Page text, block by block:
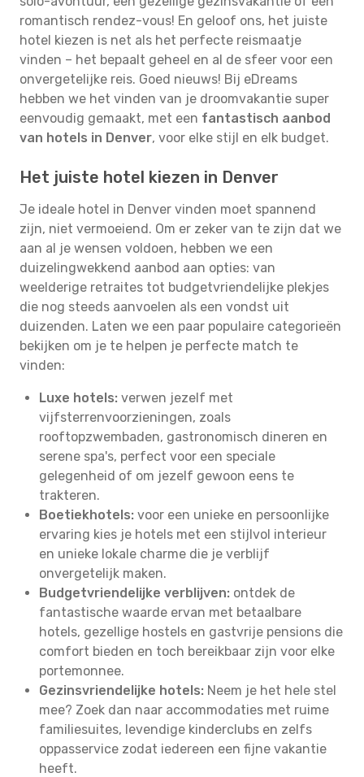
romantisch rendez-vous! En geloof ons, het juiste
hotel kiezen is net als het perfecte reismaatje
vinden – het bepaalt geheel en al de sfeer voor een
onvergetelijke reis. Goed nieuws! Bij eDreams
hebben we het vinden van je droomvakantie super
eenvoudig gemaakt, met een fantastisch aanbod
van hotels in Denver, voor elke stijl en elk budget.
Het juiste hotel kiezen in Denver
Je ideale hotel in Denver vinden moet spannend
zijn, niet vermoeiend. Om er zeker van te zijn dat we
aan al je wensen voldoen, hebben we een
duizelingwekkend aanbod aan opties: van
weelderige retraites tot budgetvriendelijke plekjes
die nog steeds aanvoelen als een vondst uit
duizenden. Laten we een paar populaire categorieën
bekijken om je te helpen je perfecte match te
vinden:
Luxe hotels: verwen jezelf met
vijfsterrenvoorzieningen, zoals
rooftopzwembaden, gastronomisch dineren en
serene spa's, perfect voor een speciale
gelegenheid of om jezelf gewoon eens te
trakteren.
Boetiekhotels: voor een unieke en persoonlijke
ervaring kies je hotels met een stijlvol interieur
en unieke lokale charme die je verblijf
onvergetelijk maken.
Budgetvriendelijke verblijven: ontdek de
fantastische waarde ervan met betaalbare
hotels, gezellige hostels en gastvrije pensions die
comfort bieden en toch bereikbaar zijn voor elke
portemonnee.
Gezinsvriendelijke hotels: Neem je het hele stel
mee? Zoek dan naar accommodaties met ruime
familiesuites, levendige kinderclubs en zelfs
oppasservice zodat iedereen een fijne vakantie
heeft.